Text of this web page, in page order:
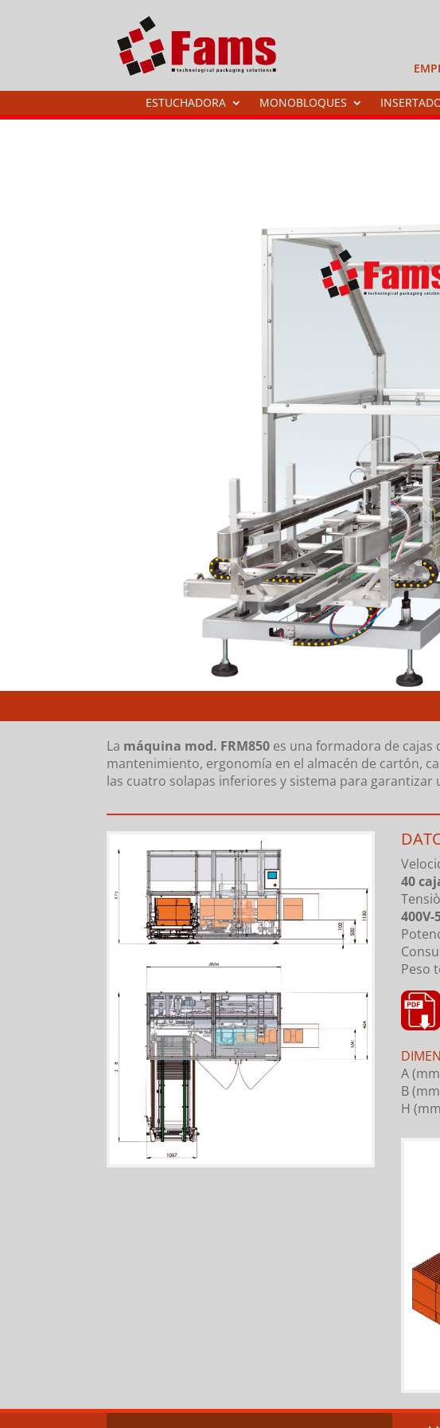
ESTUCHADORA MONOBLOQUES
La máquina mod. FRM850 es una formadora de cajas
mantenimiento, ergonomía en el almacén de cartón,
las cuatro solapas inferiores y sistema para
40
400V-
Peso
A
B
H